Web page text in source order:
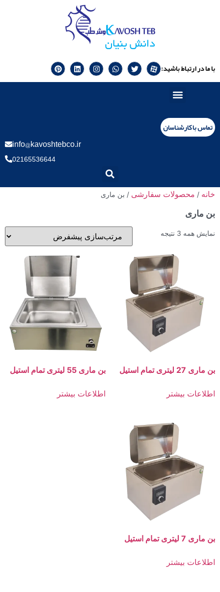
با ما در ارتباط باشید:
تماس با کارشناسان
info@kavoshtebco.ir
02165536644
خانه / محصولات سفارشی / بن ماری
بن ماری
نمایش همه 3 نتیجه
بن ماری 27 لیتری تمام استیل
اطلاعات بیشتر
بن ماری 55 لیتری تمام استیل
اطلاعات بیشتر
بن ماری 7 لیتری تمام استیل
اطلاعات بیشتر